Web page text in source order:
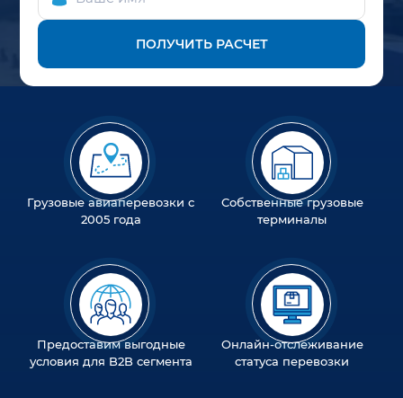
ПОЛУЧИТЬ РАСЧЕТ
Грузовые авиаперевозки с
2005 года
Собственные грузовые
терминалы
Предоставим выгодные
условия для B2B сегмента
Онлайн-отслеживание
статуса перевозки